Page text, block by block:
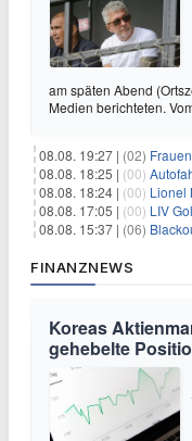
am späten Abend
Medien berichteten.
08.08. 19:27 | (02)
08.08. 18:25 | (00)
08.08. 18:24 | (00) Lionel
08.08. 17:05 | (00) LIV Golf
08.08. 15:37 | (06)
FINANZNEWS
Koreas
gehebelte